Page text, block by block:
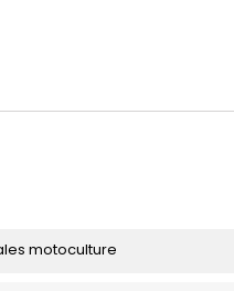
motoculture